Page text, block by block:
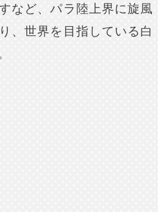
など、パラ陸上界に旋風
、世界を目指している白